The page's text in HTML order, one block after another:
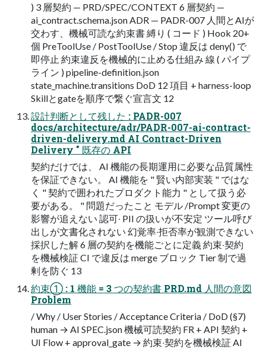
) 3 層契約 — PRD/SPEC/CONTEXT 6 層契約 —
ai_contract.schema.json ADR — PADR-007 人間とAIが
交わす、機械可読な約束書 縛り ( コード ) Hook 20+
個 PreToolUse / PostToolUse / Stop 違反は deny() で
即停止 約束違反を機械的に止める仕組み 線 ( パイプ
ライン ) pipeline-definition.json
state_machine.transitions DoD 12 項目 + harness-loop
Skillとgateを順序で繋ぐ宣言文 12
設計判断として残した : PADR-007
docs/architecture/adr/PADR-007-ai-contract-
driven-delivery.md AI Contract-Driven
Delivery " 既存の API
契約だけでは、 AI 機能の長期運用に必要な品質属性
を保証できない。 AI 機能を " 賢い内部実装 " ではな
く " 契約で囲われたプロダクト能力 " として扱う必
要がある。 " 問題だったこと モデル /Prompt 変更の
影響が追えない 認可‧ PII の扱いが不安定 ツール呼び
出しが文書化されない 幻覚率‧拒否率が観測できない
採択した解 6 層の契約を機能ごとに定義 約束‧契約
を機械検証 CI で違反は merge ブロック Tier 制で過
剰を防ぐ 13
約束① : 1 機能 = 3 つの契約書 PRD.md 人間の意図
Problem
/ Why / User Stories / Acceptance Criteria / DoD (§7)
human → AI SPEC.json 機械可読契約 FR + API 契約 +
UI Flow + approval_gate → 約束‧契約を機械検証 AI